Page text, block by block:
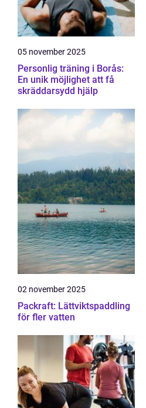
05 november 2025
Personlig träning i Borås:
En unik möjlighet att få
skräddarsydd hjälp
02 november 2025
Packraft: Lättviktspaddling
för fler vatten